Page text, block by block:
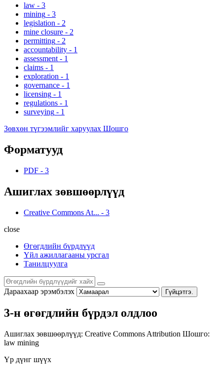
law - 3
mining - 3
legislation - 2
mine closure - 2
permitting - 2
accountability - 1
assessment - 1
claims - 1
exploration - 1
governance - 1
licensing - 1
regulations - 1
surveying - 1
Зөвхөн түгээмлийг харуулах Шошго
Форматууд
PDF - 3
Ашиглах зөвшөөрлүүд
Creative Commons At... - 3
close
Өгөгдлийн бүрдлүүд
Үйл ажиллагааны урсгал
Танилцуулга
Дараахаар эрэмбэлэх Гүйцэтгэ.
3-н өгөгдлийн бүрдэл олдлоо
Ашиглах зөвшөөрлүүд: Creative Commons Attribution Шошго:
law mining
Үр дүнг шүүх